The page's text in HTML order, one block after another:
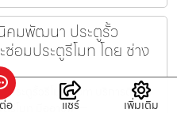
คมพัฒนา ประตูรั้ว
อมประตูรีโมท โดย ช่าง
ประตูรั้วรีโมท.com บริการติดตั้ง
รีโมท มืออาชีพ —
อ แชร์ เพิ่มเติม